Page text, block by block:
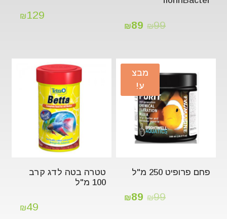
₪99
₪89
₪129
מבצ
ע!
פחם פרופיט 250 מ"ל
₪99
₪89
טטרה בטה לדג קרב
100 מ"ל
₪49